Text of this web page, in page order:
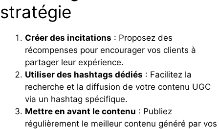
stratégie
Créer des incitations : Proposez des
récompenses pour encourager vos clients à
partager leur expérience.
Utiliser des hashtags dédiés : Facilitez la
recherche et la diffusion de votre contenu UGC
via un hashtag spécifique.
Mettre en avant le contenu : Publiez
régulièrement le meilleur contenu généré par vos